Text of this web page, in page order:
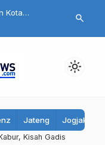
Bupati
dan
Kasus
Sekolah,
search
light_mode
Jateng Jogjakarta
Kisah Gadis